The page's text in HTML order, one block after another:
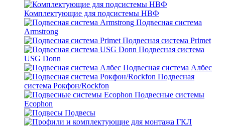
Комплектующие для подсистемы НВФ
Подвесная система
Armstrong
Подвесная система Primet
Подвесная система
USG Donn
Подвесная система Албес
Подвесная
система Рокфон/Rockfon
Подвесные системы
Ecophon
Подвесы